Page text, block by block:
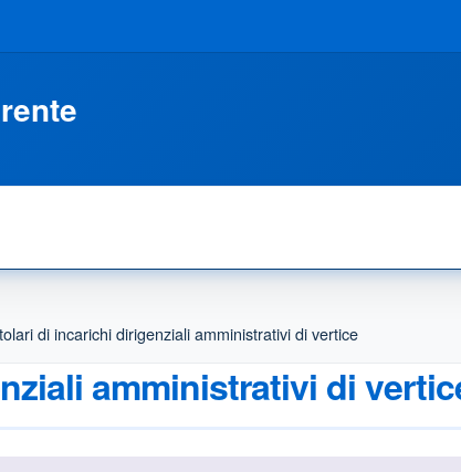
di incarichi dirigenziali amministrativi di vertice
amministrativi di